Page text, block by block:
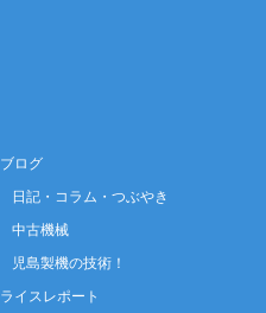
ブログ
日記・コラム・つぶやき
中古機械
児島製機の技術！
ライスレポート